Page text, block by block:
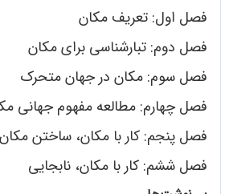
فصل اول: تعریف مکان
فصل دوم: تبارشناسی برای مکان
فصل سوم: مکان در جهان متحرک
فصل چهارم: مطالعه مفهوم جهانی
فصل پنجم: کار با مکان، ساختن
فصل ششم: کار با مکان، نابجایی